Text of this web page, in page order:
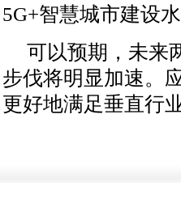
5G+智慧城市建设
可以预期，未来
步伐将明显加速。
更好地满足垂直行